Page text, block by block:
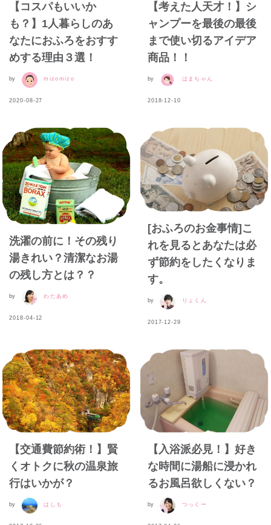
【コスパもいいか
も？】1人暮らしのあ
なたにおふろをおすす
めする理由３選！
by mizomizo
2020-08-27
【考えた人天才！】シ
ャンプーを最後の最後
まで使い切るアイデア
商品！！
by はまちゃん
2018-12-10
洗濯の前に！その残り
湯きれい？清潔なお湯
の残し方とは？？
by わたあめ
2018-04-12
[おふろのお金事情]こ
れを見るとあなたは必
ず節約をしたくなりま
す。
by りょくん
2017-12-29
【交通費節約術！】賢
くオトクに秋の温泉旅
行はいかが？
by はしも
【入浴派必見！】好き
な時間に湯船に浸かれ
るお風呂欲しくない？
by つっくー